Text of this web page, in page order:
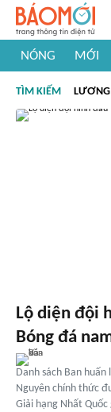
NÓNG MỚI
#Khám phá thế giới
TÌM KIẾM LƯƠNG
Lộ diện đội
Bóng đá
Danh sách Ban
Nguyên chính thức
Giải hạng Nhất Quốc